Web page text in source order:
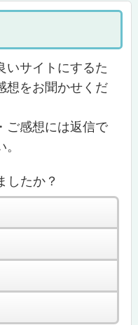
いサイトにするた
想をお聞かせくだ
ご感想には返信で
したか？